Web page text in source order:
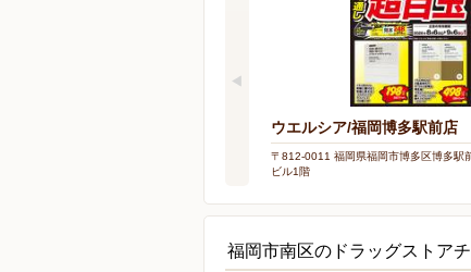
ウエルシア/福岡博多駅前店
〒812-0011 福岡県福岡市博多区博多駅
ビル1階
福岡市南区のドラッグストア